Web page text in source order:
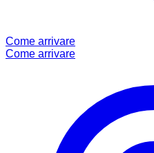
Come arrivare
Come arrivare